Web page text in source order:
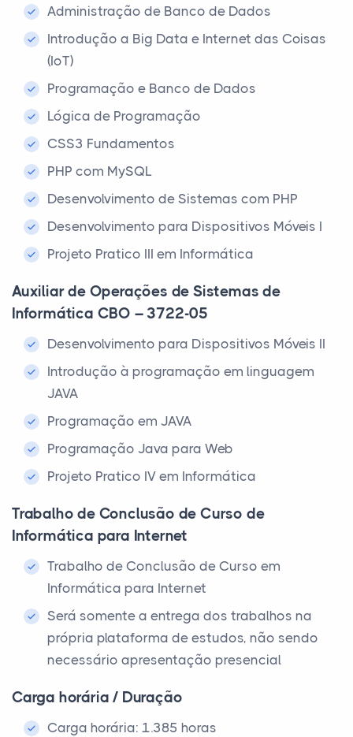
Administração de Banco de Dados
Introdução a Big Data e Internet das Coisas
(IoT)
Programação e Banco de Dados
Lógica de Programação
CSS3 Fundamentos
PHP com MySQL
Desenvolvimento de Sistemas com PHP
Desenvolvimento para Dispositivos Móveis I
Projeto Pratico III em Informática
Auxiliar de Operações de Sistemas de
Informática CBO – 3722-05
Desenvolvimento para Dispositivos Móveis II
Introdução à programação em linguagem
JAVA
Programação em JAVA
Programação Java para Web
Projeto Pratico IV em Informática
Trabalho de Conclusão de Curso de
Informática para Internet
Trabalho de Conclusão de Curso em
Informática para Internet
Será somente a entrega dos trabalhos na
própria plataforma de estudos, não sendo
necessário apresentação presencial
Carga horária / Duração
Carga horária: 1.385 horas